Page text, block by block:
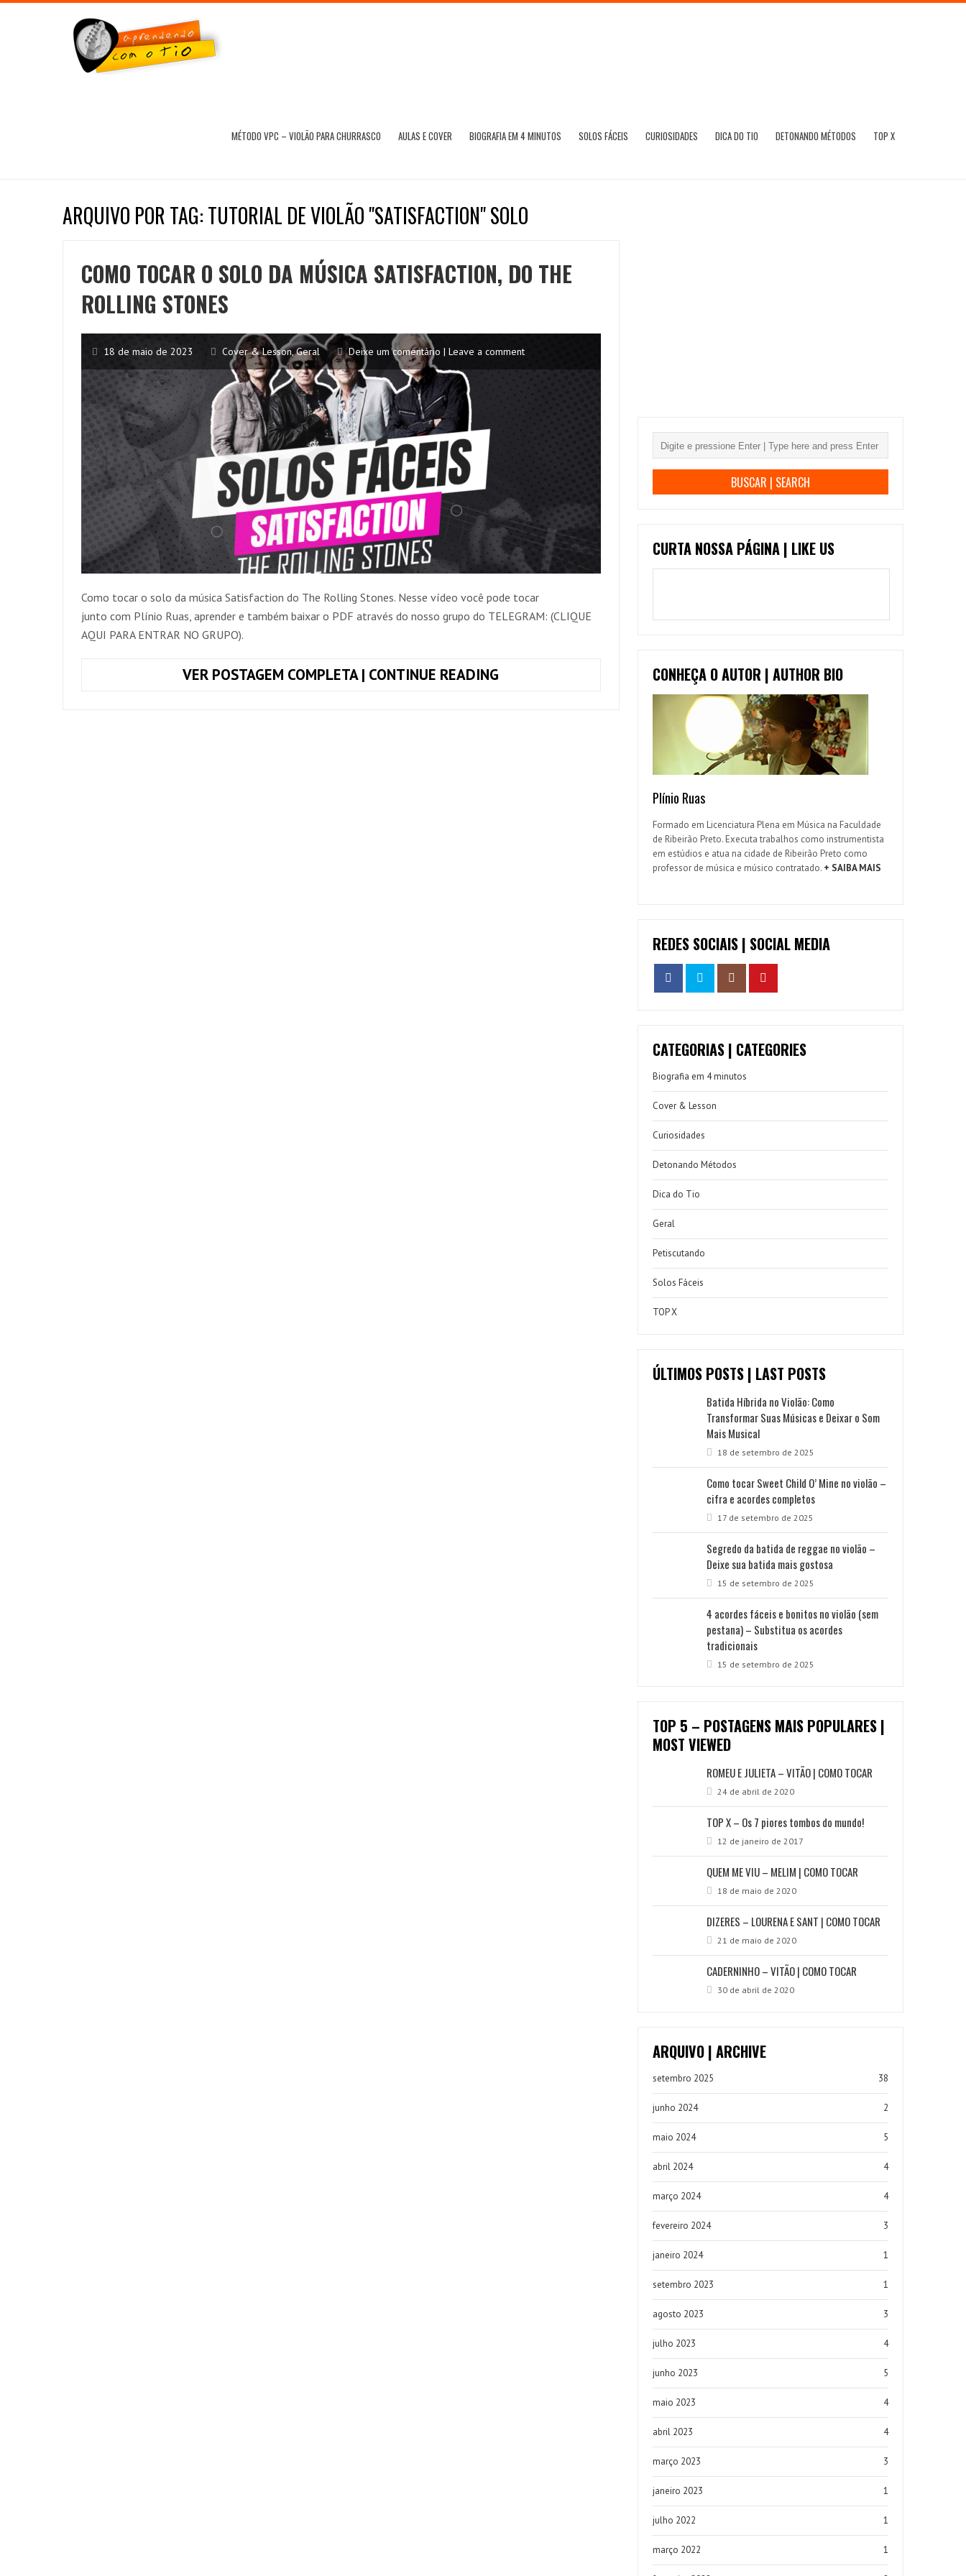
MÉTODO VPC – VIOLÃO PARA CHURRASCO AULAS E COVER BIOGRAFIA EM 4 MINUTOS SOLOS FÁCEIS CURIOSIDADES DICA DO TIO DETONANDO MÉTODOS TOP X
ARQUIVO POR TAG: TUTORIAL DE VIOLÃO "SATISFACTION" SOLO
COMO TOCAR O SOLO DA MÚSICA SATISFACTION, DO THE
ROLLING STONES
18 de maio de 2023 Cover & Lesson,Geral Deixe um comentário | Leave a comment
Como tocar o solo da música Satisfaction do The Rolling Stones. Nesse vídeo você pode tocar
junto com Plínio Ruas, aprender e também baixar o PDF através do nosso grupo do TELEGRAM: (CLIQUE
AQUI PARA ENTRAR NO GRUPO).
VER POSTAGEM COMPLETA | CONTINUE READING
CURTA NOSSA PÁGINA | LIKE US
CONHEÇA O AUTOR | AUTHOR BIO
Plínio Ruas
Formado em Licenciatura Plena em Música na Faculdade
de Ribeirão Preto. Executa trabalhos como instrumentista
em estúdios e atua na cidade de Ribeirão Preto como
professor de música e músico contratado. + SAIBA MAIS
REDES SOCIAIS | SOCIAL MEDIA
CATEGORIAS | CATEGORIES
Biografia em 4 minutos
Cover & Lesson
Curiosidades
Detonando Métodos
Dica do Tio
Geral
Petiscutando
Solos Fáceis
TOP X
ÚLTIMOS POSTS | LAST POSTS
Batida Híbrida no Violão: Como
Transformar Suas Músicas e Deixar o Som
Mais Musical
18 de setembro de 2025
Como tocar Sweet Child O’ Mine no violão –
cifra e acordes completos
17 de setembro de 2025
Segredo da batida de reggae no violão –
Deixe sua batida mais gostosa
15 de setembro de 2025
4 acordes fáceis e bonitos no violão (sem
pestana) – Substitua os acordes
tradicionais
15 de setembro de 2025
TOP 5 – POSTAGENS MAIS POPULARES |
MOST VIEWED
ROMEU E JULIETA – VITÃO | COMO TOCAR
24 de abril de 2020
TOP X – Os 7 piores tombos do mundo!
12 de janeiro de 2017
QUEM ME VIU – MELIM | COMO TOCAR
18 de maio de 2020
DIZERES – LOURENA E SANT | COMO TOCAR
21 de maio de 2020
CADERNINHO – VITÃO | COMO TOCAR
30 de abril de 2020
ARQUIVO | ARCHIVE
setembro 2025 38
junho 2024 2
maio 2024 5
abril 2024 4
março 2024 4
fevereiro 2024 3
janeiro 2024 1
setembro 2023 1
agosto 2023 3
julho 2023 4
junho 2023 5
maio 2023 4
abril 2023 4
março 2023 3
janeiro 2023 1
julho 2022 1
março 2022 1